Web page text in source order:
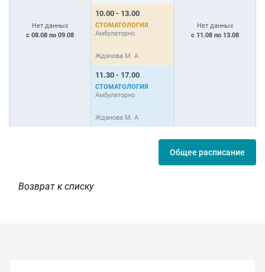
Нет данных
с 08.08 по 09.08
10.00 - 13.00
СТОМАТОЛОГИЯ
Амбулаторно
Жданова М. А
11.30 - 17.00
СТОМАТОЛОГИЯ
Амбулаторно
Жданова М. А
Нет данных
с 11.08 по 13.08
Общее расписание
Возврат к списку